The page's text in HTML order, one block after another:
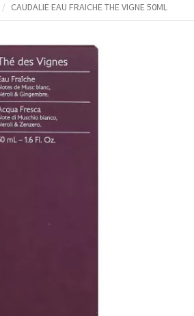
CAUDALIE EAU FRAICHE THE VIGNE 50ML